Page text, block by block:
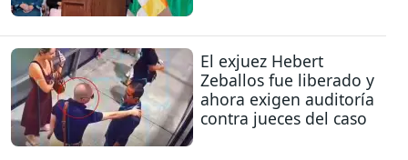
El exjuez Hebert
Zeballos fue liberado y
ahora exigen auditoría
contra jueces del caso